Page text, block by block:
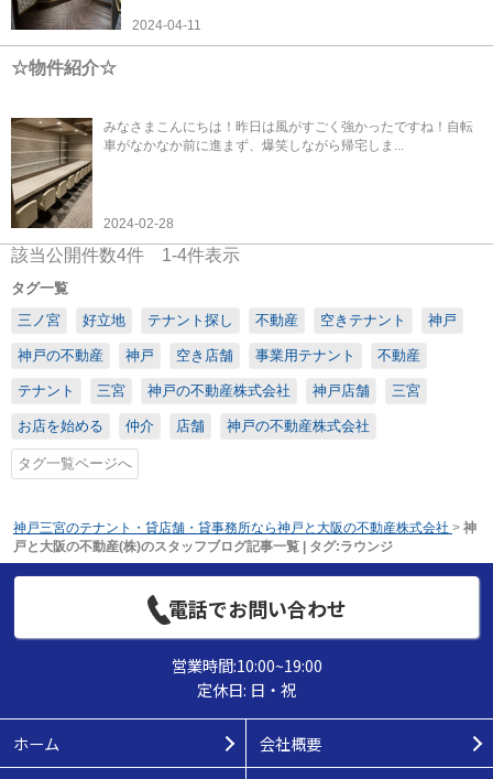
2024-04-11
☆物件紹介☆
みなさまこんにちは！昨日は風がすごく強かったですね！自転
車がなかなか前に進まず、爆笑しながら帰宅しま...
2024-02-28
該当公開件数4件 1-4件表示
タグ一覧
三ノ宮
好立地 テナント探し 不動産 空きテナント 神戸
神戸の不動産 神戸 空き店舗 事業用テナント 不動産
テナント 三宮 神戸の不動産株式会社 神戸店舗 三宮
お店を始める 仲介 店舗 神戸の不動産株式会社
タグ一覧ページへ
神戸三宮のテナント・貸店舗・貸事務所なら神戸と大阪の不動産株式会社 > 神
戸と大阪の不動産(株)のスタッフブログ記事一覧 | タグ:ラウンジ
電話でお問い合わせ
営業時間:10:00~19:00
定休日: 日・祝
ホーム 会社概要